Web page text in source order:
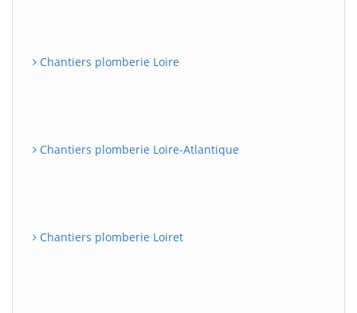
Chantiers plomberie Loire
Chantiers plomberie Loire-Atlantique
Chantiers plomberie Loiret